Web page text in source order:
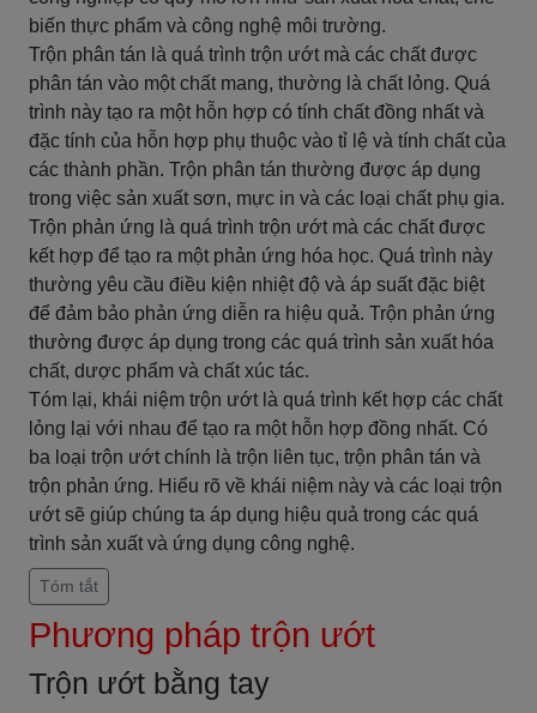
biến thực phẩm và công nghệ môi trường.
Trộn phân tán là quá trình trộn ướt mà các chất được
phân tán vào một chất mang, thường là chất lỏng. Quá
trình này tạo ra một hỗn hợp có tính chất đồng nhất và
đặc tính của hỗn hợp phụ thuộc vào tỉ lệ và tính chất của
các thành phần. Trộn phân tán thường được áp dụng
trong việc sản xuất sơn, mực in và các loại chất phụ gia.
Trộn phản ứng là quá trình trộn ướt mà các chất được
kết hợp để tạo ra một phản ứng hóa học. Quá trình này
thường yêu cầu điều kiện nhiệt độ và áp suất đặc biệt
để đảm bảo phản ứng diễn ra hiệu quả. Trộn phản ứng
thường được áp dụng trong các quá trình sản xuất hóa
chất, dược phẩm và chất xúc tác.
Tóm lại, khái niệm trộn ướt là quá trình kết hợp các chất
lỏng lại với nhau để tạo ra một hỗn hợp đồng nhất. Có
ba loại trộn ướt chính là trộn liên tục, trộn phân tán và
trộn phản ứng. Hiểu rõ về khái niệm này và các loại trộn
ướt sẽ giúp chúng ta áp dụng hiệu quả trong các quá
trình sản xuất và ứng dụng công nghệ.
Tóm tắt
Phương pháp trộn ướt
Trộn ướt bằng tay